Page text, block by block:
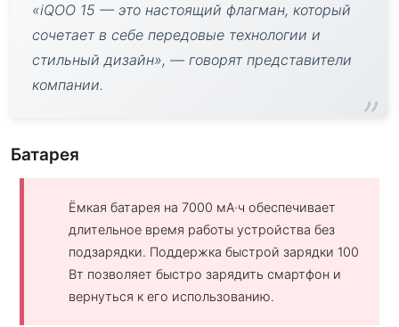
«iQOO 15 — это настоящий флагман, который
сочетает в себе передовые технологии и
стильный дизайн», — говорят представители
компании.
Батарея
Ёмкая батарея на 7000 мА·ч обеспечивает
длительное время работы устройства без
подзарядки. Поддержка быстрой зарядки 100
Вт позволяет быстро зарядить смартфон и
вернуться к его использованию.